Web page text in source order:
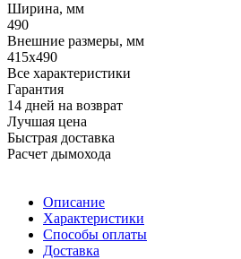
Ширина, мм
490
Внешние размеры, мм
415x490
Все характеристики
Гарантия
14 дней на возврат
Лучшая цена
Быстрая доставка
Расчет дымохода
Описание
Характеристики
Способы оплаты
Доставка